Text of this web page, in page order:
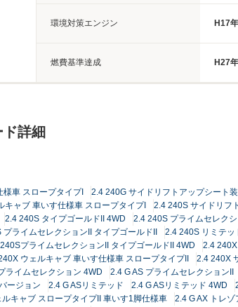
環境対策エンジン H17
燃費基準達成 H27
詳細
車 スロープタイプI 2.4 240G サイドリフトアップシート
キャブ 車いす仕様車 スロープタイプI 2.4 240S サイドリフ
2.4 240S タイプゴールドII 4WD 2.4 240S プライムセレクシ
ライムセレクションII タイプゴールドII 2.4 240S リミテッ
プライムセレクションII タイプゴールドII 4WD 2.4 240X
ウェルキャブ 車いす仕様車 スロープタイプII 2.4 240X
ライムセレクション 4WD 2.4 G AS プライムセレクションII
ージョン 2.4 G ASリミテッド 2.4 G ASリミテッド 4WD
キャブ スロープタイプII 車いす1脚仕様車 2.4 G AX トレ